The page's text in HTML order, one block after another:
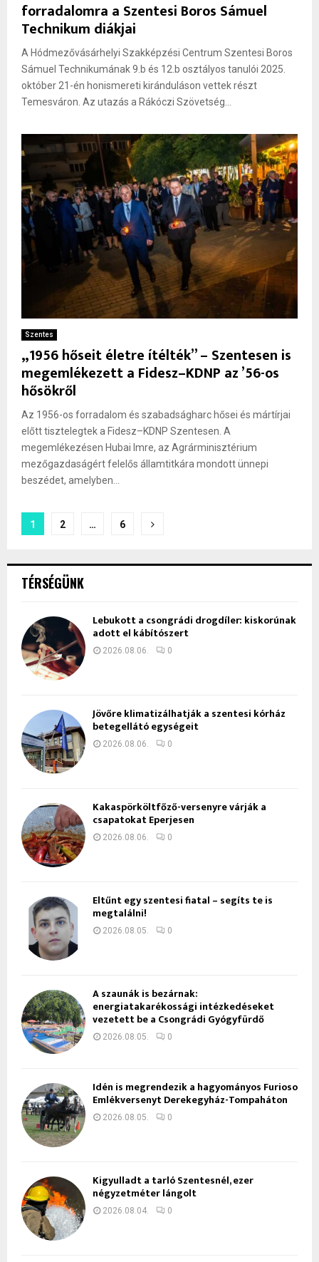
forradalomra a Szentesi Boros Sámuel
Technikum diákjai
A Hódmezővásárhelyi Szakképzési Centrum Szentesi Boros
Sámuel Technikumának 9.b és 12.b osztályos tanulói 2025.
október 21-én honismereti kiránduláson vettek részt
Temesváron. Az utazás a Rákóczi Szövetség...
Szentes
„1956 hőseit életre ítélték” – Szentesen is
megemlékezett a Fidesz–KDNP az ’56-os
hősökről
Az 1956-os forradalom és szabadságharc hősei és mártírjai
előtt tisztelegtek a Fidesz–KDNP Szentesen. A
megemlékezésen Hubai Imre, az Agrárminisztérium
mezőgazdaságért felelős államtitkára mondott ünnepi
beszédet, amelyben...
Bejegyzések
1 2 … 6
TÉRSÉGÜNK
Lebukott a csongrádi drogdíler: kiskorúnak
adott el kábítószert
2026.08.06. 0
Jövőre klimatizálhatják a szentesi kórház
betegellátó egységeit
2026.08.06. 0
Kakaspörköltfőző-versenyre várják a
csapatokat Eperjesen
2026.08.06. 0
Eltűnt egy szentesi fiatal – segíts te is
megtalálni!
2026.08.05. 0
A szaunák is bezárnak:
energiatakarékossági intézkedéseket
vezetett be a Csongrádi Gyógyfürdő
2026.08.05. 0
Idén is megrendezik a hagyományos Furioso
Emlékversenyt Derekegyház-Tompaháton
2026.08.05. 0
Kigyulladt a tarló Szentesnél, ezer
négyzetméter lángolt
2026.08.04. 0